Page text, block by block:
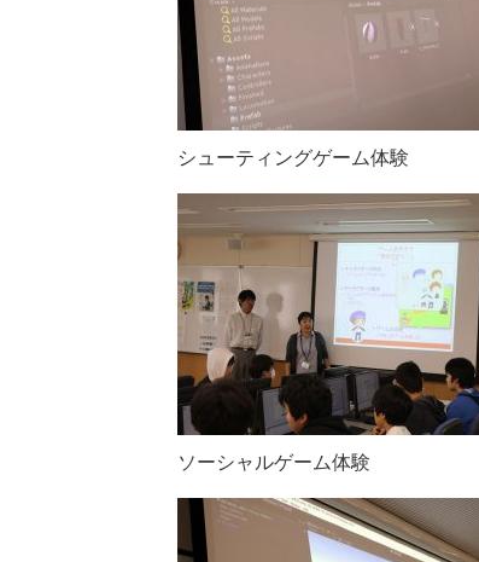
シューティングゲーム体験
ソーシャルゲーム体験